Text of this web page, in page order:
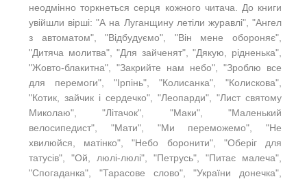
неодмінно торкнеться серця кожного читача. До книги
увійшли вірші: "А на Луганщину летіли журавлі", "Ангел
з автоматом", "Відбудуємо", "Він мене обороняє",
"Дитяча молитва", "Для зайченят", "Дякую, рідненька",
"Жовто-блакитна", "Закрийте нам небо", "Зроблю все
для перемоги", "Ірпінь", "Колисанка", "Колискова",
"Котик, зайчик і сердечко", "Леопарди", "Лист святому
Миколаю", "Літачок", "Маки", "Маленький
велосипедист", "Мати", "Ми переможемо", "Не
хвилюйся, матінко", "Небо боронити", "Оберіг для
татусів", "Ой, люлі-люлі", "Петрусь", "Питає малеча",
"Спогаданка", "Тарасове слово", "України донечка",